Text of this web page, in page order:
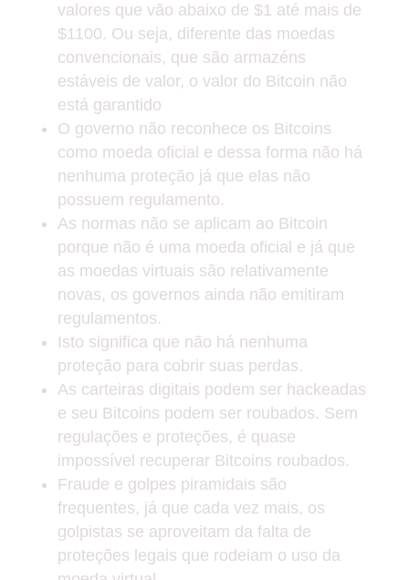
valores que vão abaixo de $1 até mais de
$1100. Ou seja, diferente das moedas
convencionais, que são armazéns
estáveis de valor, o valor do Bitcoin não
está garantido
O governo não reconhece os Bitcoins
como moeda oficial e dessa forma não há
nenhuma proteção já que elas não
possuem regulamento.
As normas não se aplicam ao Bitcoin
porque não é uma moeda oficial e já que
as moedas virtuais são relativamente
novas, os governos ainda não emitiram
regulamentos.
Isto significa que não há nenhuma
proteção para cobrir suas perdas.
As carteiras digitais podem ser hackeadas
e seu Bitcoins podem ser roubados. Sem
regulações e proteções, é quase
impossível recuperar Bitcoins roubados.
Fraude e golpes piramidais são
frequentes, já que cada vez mais, os
golpistas se aproveitam da falta de
proteções legais que rodeiam o uso da